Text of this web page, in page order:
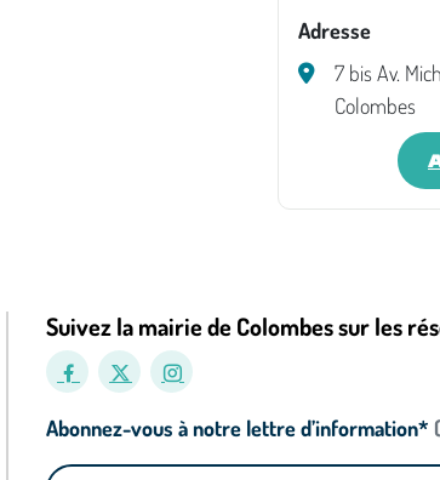
Adresse
7 bis Av.
Colombes
Suivez la mairie de Colombes sur les
Abonnez-vous à notre lettre d’information*